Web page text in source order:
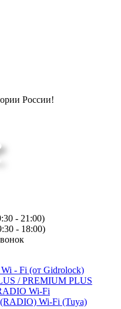
России!
- 21:00)
- 18:00)
Fi (от Gidrolock)
/ PREMIUM PLUS
Wi-Fi
Wi-Fi (Tuya)